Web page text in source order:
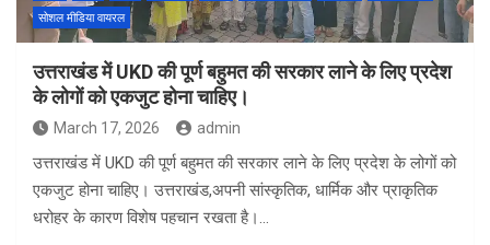
सोशल मीडिया वायरल
उत्तराखंड में UKD की पूर्ण बहुमत की सरकार लाने के लिए प्रदेश
के लोगों को एकजुट होना चाहिए।
March 17, 2026 admin
उत्तराखंड में UKD की पूर्ण बहुमत की सरकार लाने के लिए प्रदेश के लोगों को
एकजुट होना चाहिए। उत्तराखंड,अपनी सांस्कृतिक, धार्मिक और प्राकृतिक
धरोहर के कारण विशेष पहचान रखता है।…